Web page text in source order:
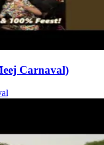
Carnaval)